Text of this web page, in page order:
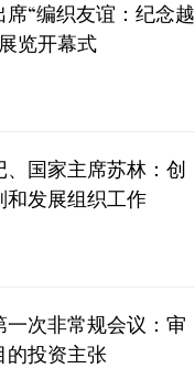
“编织友谊：纪念越
览开幕式
、国家主席苏林：创
和发展组织工作
次非常规会议：审
的投资主张